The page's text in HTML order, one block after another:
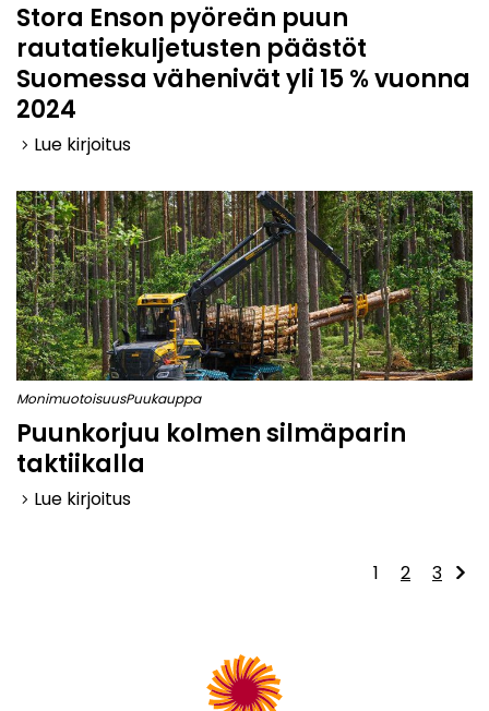
Stora Enson pyöreän puun
rautatiekuljetusten päästöt
Suomessa vähenivät yli 15 % vuonna
2024
keyboard_arrow_right Lue kirjoitus
MonimuotoisuusPuukauppa
Puunkorjuu kolmen silmäparin
taktiikalla
keyboard_arrow_right Lue kirjoitus
1 2 3